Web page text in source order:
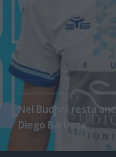
Nel Budoni resta
Diego Barboza